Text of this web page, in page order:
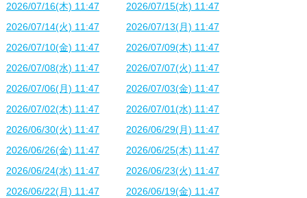
2026/07/16(木) 11:47
2026/07/15(水) 11:47
2026/07/14(火) 11:47
2026/07/13(月) 11:47
2026/07/10(金) 11:47
2026/07/09(木) 11:47
2026/07/08(水) 11:47
2026/07/07(火) 11:47
2026/07/06(月) 11:47
2026/07/03(金) 11:47
2026/07/02(木) 11:47
2026/07/01(水) 11:47
2026/06/30(火) 11:47
2026/06/29(月) 11:47
2026/06/26(金) 11:47
2026/06/25(木) 11:47
2026/06/24(水) 11:47
2026/06/23(火) 11:47
2026/06/22(月) 11:47
2026/06/19(金) 11:47